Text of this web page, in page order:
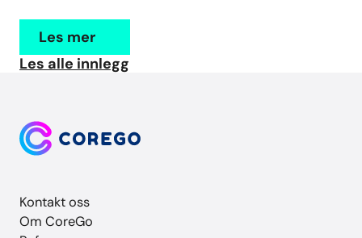
Les mer
Les alle innlegg
Kontakt oss
Om CoreGo